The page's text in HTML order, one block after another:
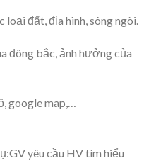
đất, địa hình, sông ngòi.
đông bắc, ảnh hưởng của
google map,…
yêu cầu HV tìm hiểu